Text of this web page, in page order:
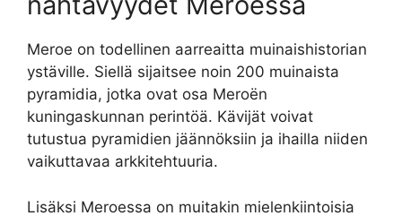
Meroe on todellinen aarreaitta muinaishistorian
ystäville. Siellä sijaitsee noin 200 muinaista
pyramidia, jotka ovat osa Meroën
kuningaskunnan perintöä. Kävijät voivat
tutustua pyramidien jäännöksiin ja ihailla niiden
vaikuttavaa arkkitehtuuria.
Lisäksi Meroessa on muitakin mielenkiintoisia